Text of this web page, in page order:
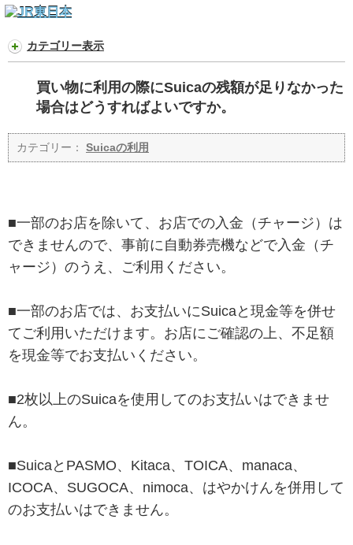
カテゴリー表示
買い物に利用の際にSuicaの残額が足りなかった
場合はどうすればよいですか。
カテゴリー： Suicaの利用
■一部のお店を除いて、お店での入金（チャージ）は
できませんので、事前に自動券売機などで入金（チ
ャージ）のうえ、ご利用ください。
■一部のお店では、お支払いにSuicaと現金等を併せ
てご利用いただけます。お店にご確認の上、不足額
を現金等でお支払いください。
■2枚以上のSuicaを使用してのお支払いはできませ
ん。
■SuicaとPASMO、Kitaca、TOICA、manaca、
ICOCA、SUGOCA、nimoca、はやかけんを併用して
のお支払いはできません。